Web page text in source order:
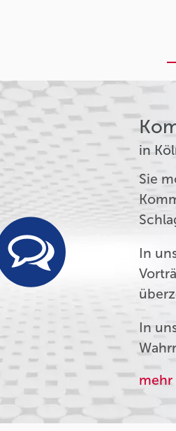
in
Sie
In
In
mehr